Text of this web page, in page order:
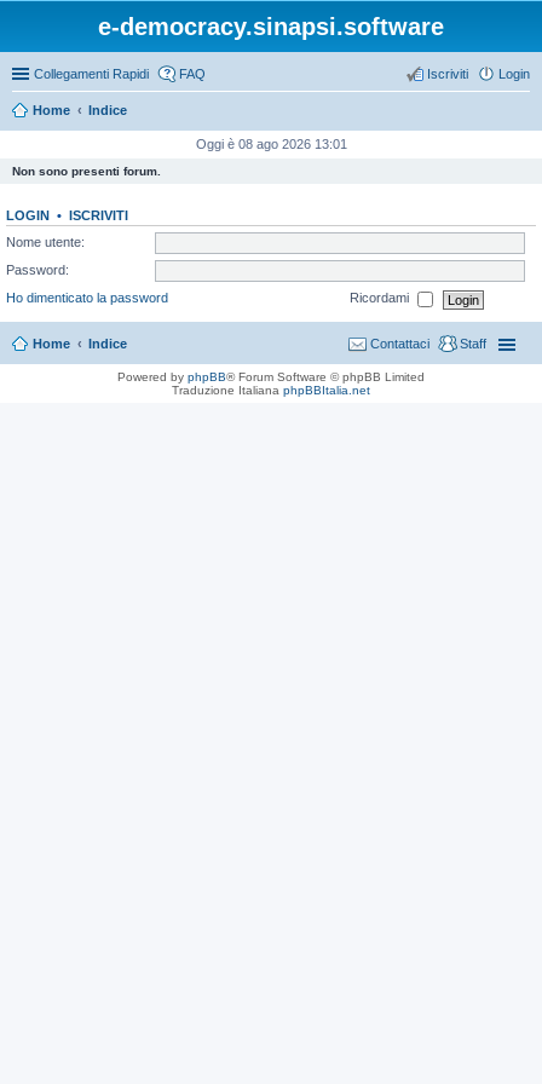
e-democracy.sinapsi.software
Collegamenti Rapidi FAQ Login
Iscriviti
Home Indice
Oggi è 08 ago 2026 13:01
Non sono presenti forum.
LOGIN • ISCRIVITI
Nome utente:
Password:
Ho dimenticato la password
Ricordami
Home Indice Staff
Contattaci
Powered by phpBB® Forum Software © phpBB Limited
Traduzione Italiana phpBBItalia.net